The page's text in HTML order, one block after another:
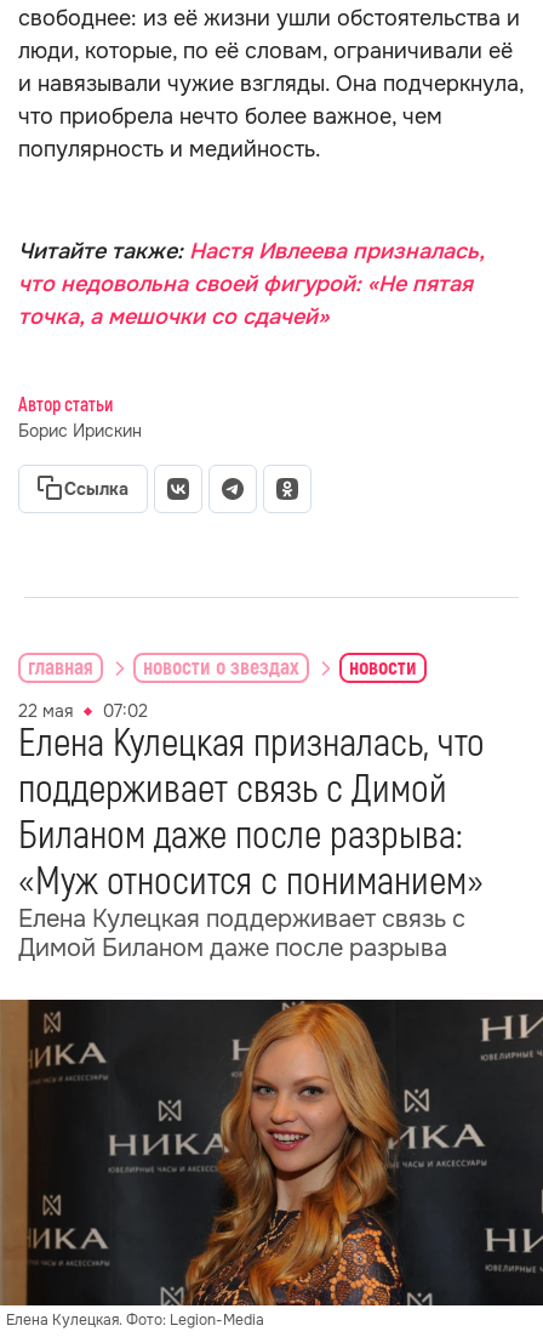
свободнее: из её жизни ушли обстоятельства и
люди, которые, по её словам, ограничивали её
и навязывали чужие взгляды. Она подчеркнула,
что приобрела нечто более важное, чем
популярность и медийность.
Читайте также: Настя Ивлеева призналась,
что недовольна своей фигурой: «Не пятая
точка, а мешочки со сдачей»
Автор статьи
Борис Ирискин
Ссылка
главная новости о звездах новости
22 мая 07:02
Елена Кулецкая призналась, что
поддерживает связь с Димой
Биланом даже после разрыва:
«Муж относится с пониманием»
Елена Кулецкая поддерживает связь с
Димой Биланом даже после разрыва
Елена Кулецкая. Фото: Legion-Media